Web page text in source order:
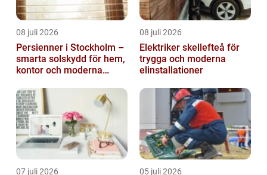
08 juli 2026
Persienner i Stockholm –
smarta solskydd för hem,
kontor och moderna
08 juli 2026
Elektriker skellefteå för
trygga och moderna
elinstallationer
07 juli 2026 05 juli 2026